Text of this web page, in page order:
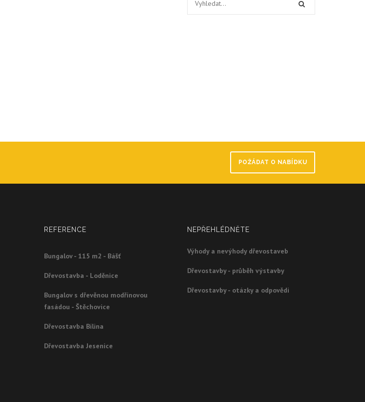
POŽÁDAT O NABÍDKU
REFERENCE
Bungalov - 115 m2 - Bášť
Dřevostavba - Loděnice
Bungalov s dřevěnou modřínovou
fasádou - Štěchovice
Dřevostavba Bílina
Dřevostavba Jesenice
NEPŘEHLÉDNĚTE
Výhody a nevýhody dřevostaveb
Dřevostavby - průběh výstavby
Dřevostavby - otázky a odpovědi